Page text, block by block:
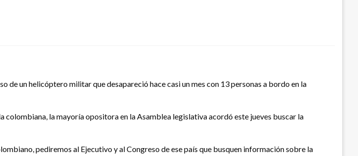
un helicóptero militar que desapareció hace casi un mes con 13 personas a bordo en la
la mayoría opositora en la Asamblea legislativa acordó este jueves buscar la
pediremos al Ejecutivo y al Congreso de ese país que busquen información sobre la